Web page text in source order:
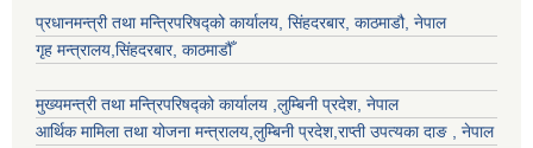
प्रधानमन्त्री तथा मन्त्रिपरिषद्को कार्यालय, सिंहदरबार, काठमाडौ, नेपाल
गृह मन्त्रालय,सिंहदरबार, काठमाडौँ
मुख्यमन्त्री तथा मन्त्रिपरिषद्को कार्यालय ,लुम्बिनी प्रदेश, नेपाल
आर्थिक मामिला तथा योजना मन्त्रालय,लुम्बिनी प्रदेश,राप्ती उपत्यका दाङ , नेपाल